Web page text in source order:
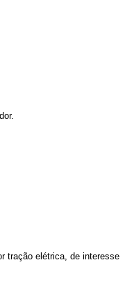
tração elétrica, de interesse